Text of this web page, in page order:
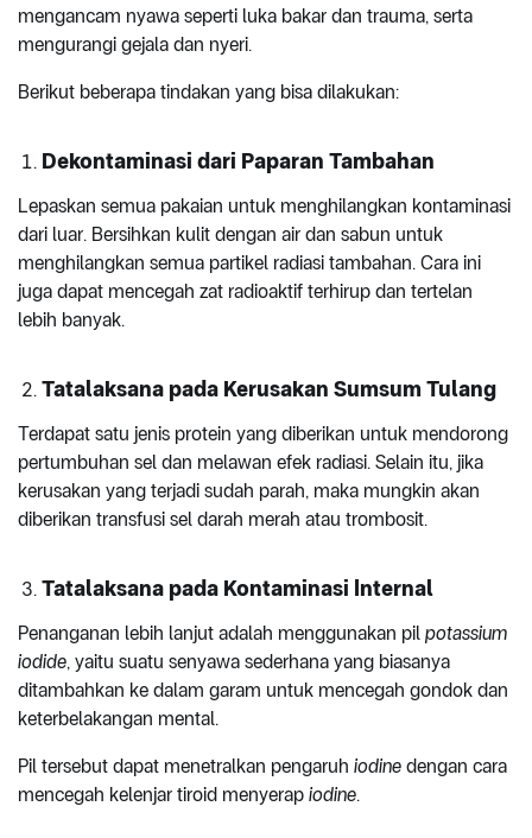
mengancam nyawa seperti luka bakar dan trauma, serta
mengurangi gejala dan nyeri.
Berikut beberapa tindakan yang bisa dilakukan:
Dekontaminasi dari Paparan Tambahan
Lepaskan semua pakaian untuk menghilangkan kontaminasi
dari luar. Bersihkan kulit dengan air dan sabun untuk
menghilangkan semua partikel radiasi tambahan. Cara ini
juga dapat mencegah zat radioaktif terhirup dan tertelan
lebih banyak.
Tatalaksana pada Kerusakan Sumsum Tulang
Terdapat satu jenis protein yang diberikan untuk mendorong
pertumbuhan sel dan melawan efek radiasi. Selain itu, jika
kerusakan yang terjadi sudah parah, maka mungkin akan
diberikan transfusi sel darah merah atau trombosit.
Tatalaksana pada Kontaminasi Internal
Penanganan lebih lanjut adalah menggunakan pil potassium
iodide, yaitu suatu senyawa sederhana yang biasanya
ditambahkan ke dalam garam untuk mencegah gondok dan
keterbelakangan mental.
Pil tersebut dapat menetralkan pengaruh iodine dengan cara
mencegah kelenjar tiroid menyerap iodine.